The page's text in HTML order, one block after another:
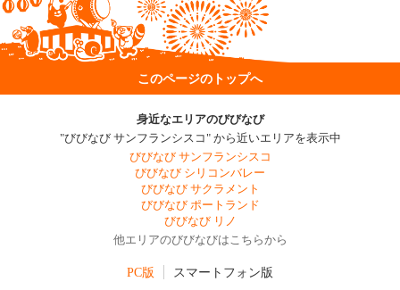
このページのトップへ
身近なエリアのびびなび
"びびなび サンフランシスコ" から近いエリアを表示中
びびなび サンフランシスコ
びびなび シリコンバレー
びびなび サクラメント
びびなび ポートランド
びびなび リノ
他エリアのびびなびはこちらから
PC版 スマートフォン版